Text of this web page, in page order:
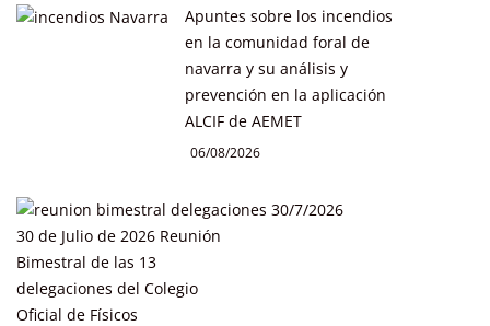
Apuntes sobre los incendios
en la comunidad foral de
navarra y su análisis y
prevención en la aplicación
ALCIF de AEMET
06/08/2026
30 de Julio de 2026 Reunión
Bimestral de las 13
delegaciones del Colegio
Oficial de Físicos